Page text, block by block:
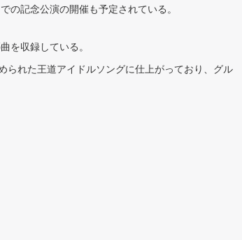
の記念公演の開催も予定されている。
を収録している。
られた王道アイドルソングに仕上がっており、グル